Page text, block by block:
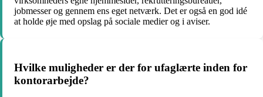
jobmesser og gennem ens eget netværk. Det er også en god idé
at holde øje med opslag på sociale medier og i aviser.
Hvilke muligheder er der for ufaglærte inden for
kontorarbejde?